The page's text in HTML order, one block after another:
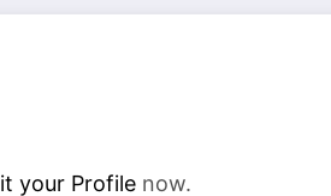
your Profile now.